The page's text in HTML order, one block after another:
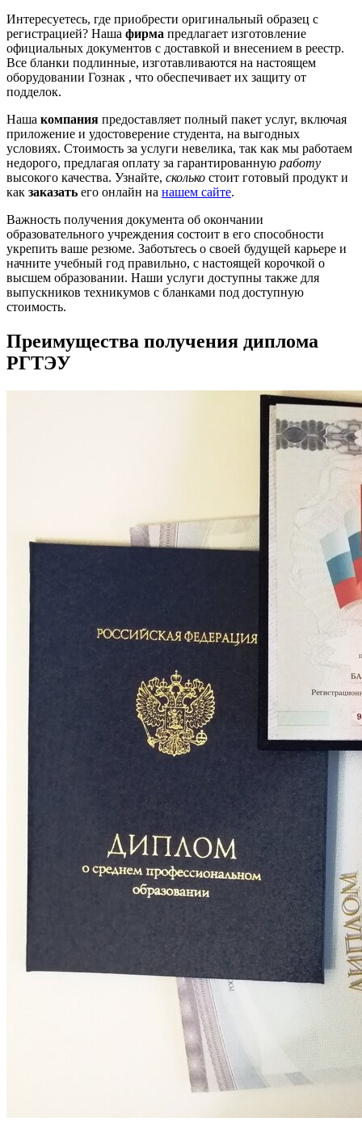
Интересуетесь, где приобрести оригинальный образец с
регистрацией? Наша фирма предлагает изготовление
официальных документов с доставкой и внесением в реестр.
Все бланки подлинные, изготавливаются на настоящем
оборудовании Гознак , что обеспечивает их защиту от
подделок.
Наша компания предоставляет полный пакет услуг, включая
приложение и удостоверение студента, на выгодных
условиях. Стоимость за услуги невелика, так как мы работаем
недорого, предлагая оплату за гарантированную работу
высокого качества. Узнайте, сколько стоит готовый продукт и
как заказать его онлайн на нашем сайте.
Важность получения документа об окончании
образовательного учреждения состоит в его способности
укрепить ваше резюме. Заботьтесь о своей будущей карьере и
начните учебный год правильно, с настоящей корочкой о
высшем образовании. Наши услуги доступны также для
выпускников техникумов с бланками под доступную
стоимость.
Преимущества получения диплома
РГТЭУ